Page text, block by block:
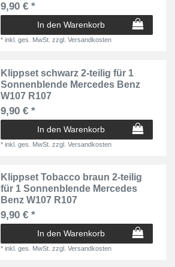
9,90 € *
In den Warenkorb
*inkl. ges. MwSt. zzgl.Versandkosten
Klippset schwarz 2-teilig für 1
Sonnenblende Mercedes Benz
W107 R107
9,90 € *
In den Warenkorb
*inkl. ges. MwSt. zzgl.Versandkosten
Klippset Tobacco braun 2-teilig
für 1 Sonnenblende Mercedes
Benz W107 R107
9,90 € *
In den Warenkorb
*inkl. ges. MwSt. zzgl.Versandkosten